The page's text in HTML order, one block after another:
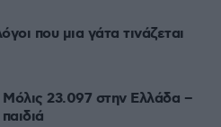
που μια γάτα τινάζεται
Μόλις 23.097 στην Ελλάδα –